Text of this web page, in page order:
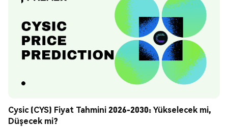
Cysic (CYS) Fiyat Tahmini 2026-2030: Yükselecek mi,
Düşecek mi?